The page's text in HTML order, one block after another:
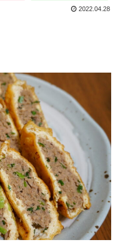
2022.04.28